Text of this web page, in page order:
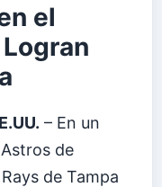
el
– En un
de
de Tampa